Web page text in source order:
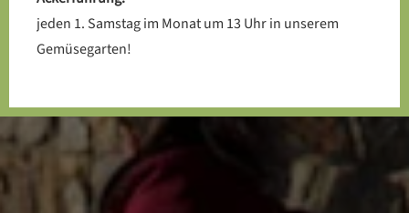
jeden 1. Samstag im Monat um 13 Uhr in unserem
Gemüsegarten!